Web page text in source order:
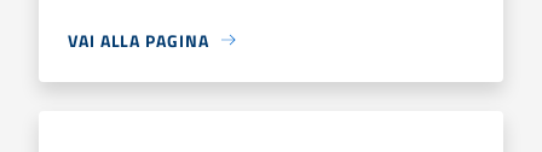
VAI ALLA PAGINA